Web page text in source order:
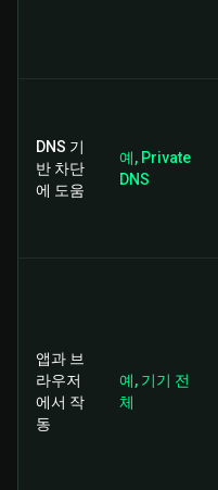
DNS 기
반 차단
에 도움
예, Private
DNS
앱과 브
라우저
에서 작
동
예, 기기 전
체